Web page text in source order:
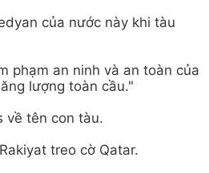
của nước này khi tàu
phạm an ninh và an toàn của
lượng toàn cầu."
về tên con tàu.
treo cờ Qatar.